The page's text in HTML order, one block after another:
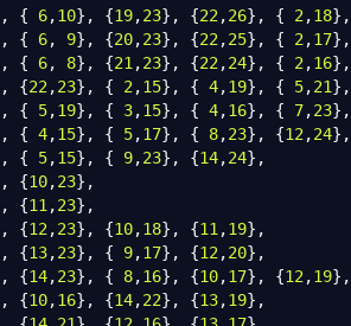
, { 6,10} , {19,23} , {22,26} , { 2,18}
, { 6, 9} , {20,23} , {22,25} , { 2,17}
, { 6, 8} , {21,23} , {22,24} , { 2,16}
, {22,23} , { 2,15} , { 4,19} , { 5,21}
, { 5,19} , { 3,15} , { 4,16} , { 7,23}
, { 4,15} , { 5,17} , { 8,23} , {12,24}
, { 5,15} , { 9,23} , {14,24} ,
, {10,23} ,
, {11,23} ,
, {12,23} , {10,18} , {11,19} ,
, {13,23} , { 9,17} , {12,20} ,
, {14,23} , { 8,16} , {10,17} , {12,19}
, {10,16} , {14,22} , {13,19} ,